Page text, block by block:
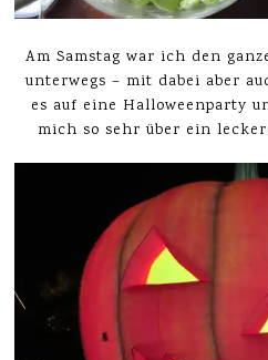
Am Samstag war ich den
unterwegs – mit dabei aber
es auf eine Halloweenparty
mich so sehr über ein